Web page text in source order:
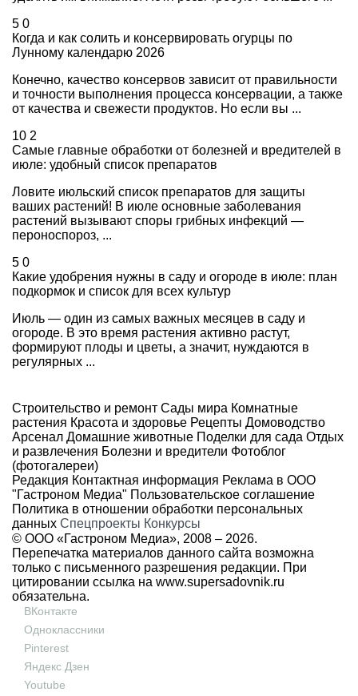
5 0
Когда и как солить и консервировать огурцы по
Лунному календарю 2026
Конечно, качество консервов зависит от правильности
и точности выполнения процесса консервации, а также
от качества и свежести продуктов. Но если вы ...
10 2
Самые главные обработки от болезней и вредителей в
июле: удобный список препаратов
Ловите июльский список препаратов для защиты
ваших растений! В июле основные заболевания
растений вызывают споры грибных инфекций —
пероноспороз, ...
5 0
Какие удобрения нужны в саду и огороде в июле: план
подкормок и список для всех культур
Июль — один из самых важных месяцев в саду и
огороде. В это время растения активно растут,
формируют плоды и цветы, а значит, нуждаются в
регулярных ...
Строительство и ремонт Сады мира Комнатные
растения Красота и здоровье Рецепты Домоводство
Арсенал Домашние животные Поделки для сада Отдых
и развлечения Болезни и вредители Фотоблог
(фотогалереи)
Редакция Контактная информация Реклама в ООО
"Гастроном Медиа" Пользовательское соглашение
Политика в отношении обработки персональных
данных Спецпроекты Конкурсы
© ООО «Гастроном Медиа», 2008 – 2026.
Перепечатка материалов данного сайта возможна
только с письменного разрешения редакции. При
цитировании ссылка на www.supersadovnik.ru
обязательна.
ВКонтакте
Одноклассники
Pinterest
Яндекс Дзен
Youtube